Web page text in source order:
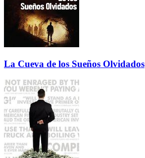
La Cueva de los Sueños Olvidados